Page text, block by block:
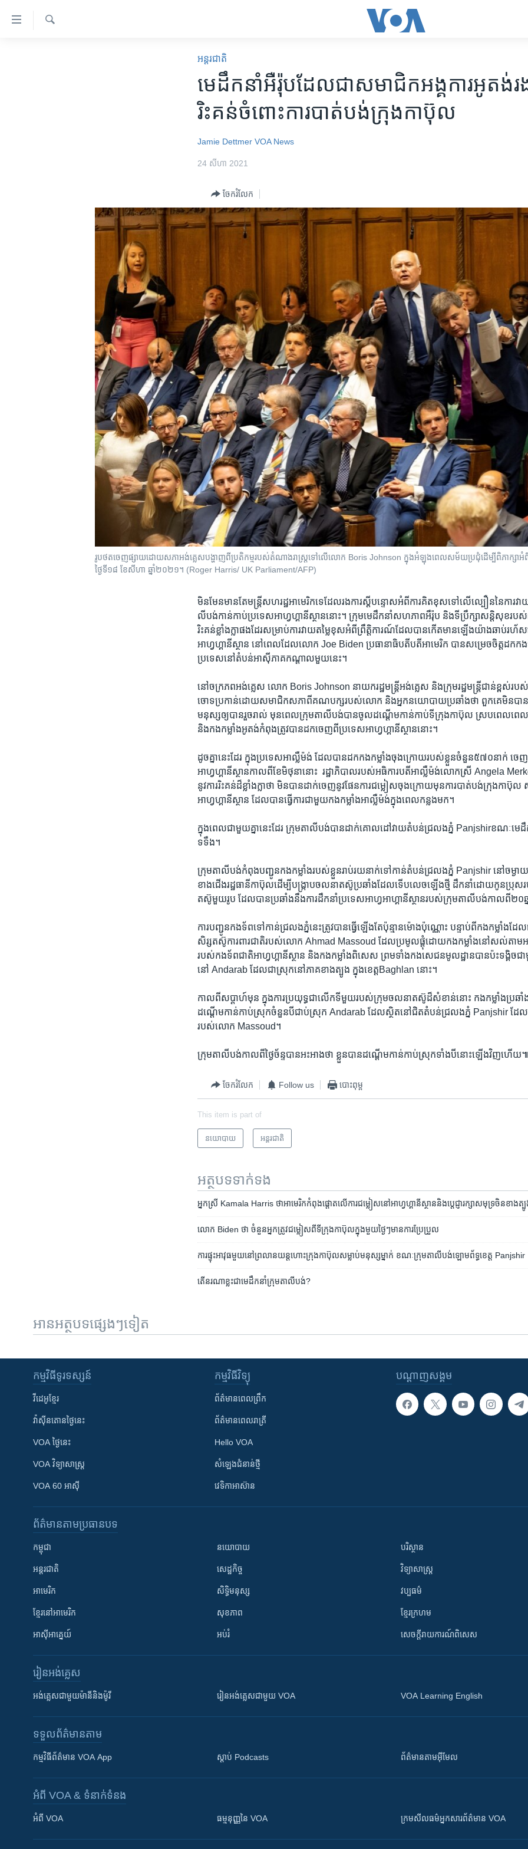
ទៅ​
អន្តរជាតិ
មេដឹកនាំ​​អឺរ៉ុប​ដែល​ជា​សមាជិក​អង្គការ​អូតង់​រ
រិះគន់​ចំពោះ​​​ការ​បាត់​បង់​ក្រុង​កាប៊ុល
Jamie Dettmer VOA News
24 សីហា 2021
ចែករំលែក
រូបថត​ចេញ​ផ្សាយ​ដោយ​សភា​អង់គ្លេស​បង្ហាញ​ពី​ប្រតិកម្ម​របស់​តំណាងរាស្ត្រ​ទៅ​លើ​លោក Boris Johnson ក្នុង​អំឡុងពេល​សម័យ​ប្រជុំ​ដើម្បី​ពិភាក្សា​អំពី​
ថ្ងៃទី១៨ ខែសីហា ឆ្នាំ២០២១។ (Roger Harris/ UK Parliament/AFP)
មិន​មែន​មាន​តែ​មន្ត្រី​សហ​រដ្ឋ​អាមេរិកទេ​ដែល​រង​ការ​ស្តី​បន្ទោស​អំពី​ការ​គិត​ខុស​ទៅ​លើ​ល្បឿន​នៃ​ការ
លីបង់កាន់​កាប់​ប្រទេស​អាហ្វហ្គានីស្ថាន​នោះ។​ ​ក្រុម​មេដឹកនាំ​សហភាព​អឺរ៉ុប​ និង​ទី​ប្រឹក្សា​សន្តិសុខរបស់​
រិះគន់​ខ្លាំង​ក្លា​ផង​ដែរ​សម្រាប់​ការ​វាយ​តម្លៃ​ខុស​អំពីព្រឹត្តិ​ការណ៍​ដែល​បាន​កើត​មាន​ឡើង​យ៉ាង​ឆាប់​រហ័
អាហ្វហ្គានីស្ថាន​ នៅ​ពេល​ដែល​លោក​ Joe Biden​ ប្រធានាធិបតីបតី​អាមេរិក ​បាន​សម្រេច​ចិត្ត​ដក​ក
ប្រទេសនៅ​តំបន់​អាស៊ី​ភាគ​កណ្តាល​មួយ​នេះ។​ ​
នៅ​ចក្រភព​អង់គ្លេស​ ​លោក​ Boris Johnson ​នាយករដ្ឋមន្ត្រី​អង់គ្លេស​ និង​ក្រុម​រដ្ឋមន្ត្រី​ជាន់​ខ្ពស់​រប
ចោទ​ប្រកាន់​ដោយ​សមាជិក​សភា​ពី​គណបក្ស​របស់លោក​ ​និង​អ្នក​នយោបាយ​ប្រឆាំង​ថា​ ពួកគេ​មិន​បាន​ធ្
មនុស្សឲ្យ​បាន​រួច​រាល់​ មុន​ពេល​ក្រុម​តាលីបង់​បាន​ចូលដណ្តើម​កាន់​កាប់​ទីក្រុង​កាប៊ុល​ ស្រប​ពេល​ពេល
និង​កង​កម្លាំង​អូតង់​កំពុង​ត្រូវ​បាន​ដក​ចេញ​ពី​ប្រទេសអាហ្វហ្គានីស្ថាន​នោះ។​
ដូច​គ្នា​នេះ​ដែរ ​ក្នុង​ប្រទេស​អាល្លឺម៉ង់​ ដែល​បាន​ដក​កង​កម្លាំងចុង​ក្រោយ​របស់​ខ្លួន​ចំនួន​៥៧០​នាក់​ ​ចេ
អាហ្វហ្គានីស្ថាន​កាល​ពី​ខែ​មិថុនា​នោះ​ ​ រដ្ឋាភិបាល​របស់​អធិការបតីអាល្លឺម៉ង់​លោក​ស្រី​ Angela
នូវ​ការ​រិះគន់​ដ៏​ខ្លាំង​ក្លា​ថា​ មិន​បានដាក់​ចេញ​នូវ​ផែន​ការ​ជម្លៀស​ចុង​ក្រោយមុន​ការ​បាត់បង់​ក្រុង​កាប៊ុល
អាហ្វហ្គានីស្ថាន​ ដែល​បាន​ធ្វើ​ការ​ជា​មួយ​កង​កម្លាំង​អាល្លឺម៉ង់​ក្នុង​ពេល​កន្លង​មក។
ក្នុងពេល​ជាមួយ​គ្នានេះដែរ​ ក្រុម​តាលីបង់បានដាក់​គោលដៅ​វាយ​តំបន់​ជ្រលង​ភ្នំ ​Panjshir​ខណៈ​មេ
ទទឹង។
ក្រុម​តាលីបង់​កំពុង​បញ្ជូន​កង​កម្លាំង​របស់​ខ្លួន​រាប់​រយនាក់​ទៅ​កាន់​តំបន់​ជ្រលង​ភ្នំ ​Panjshir​ នៅ​ចម្ង
ខាង​ជើង​រដ្ឋធានី​កាប៊ុលដើម្បី​បង្ក្រាប​ចលនា​តស៊ូ​ប្រឆាំង​ដែល​ទើប​លេច​ឡើង​ថ្មី​ ​ដឹកនាំ​ដោយ​កូន​ប្រុ
តស៊ូ​មួយ​រូប​ ដែល​បាន​ប្រឆាំង​នឹង​ការ​ដឹកនាំ​ប្រទេស​អាហ្វអាហ្គានីស្ថាន​របស់​ក្រុម​តាលីបង់​កាល​ពី​២០​ឆ្
ការ​បញ្ជូន​កងទ័ព​ទៅ​កាន់​ជ្រលង​ភ្នំ​នេះ​ត្រូវ​បាន​ធ្វើ​ឡើង​តែ​ប៉ុន្មាន​ម៉ោង​ប៉ុណ្ណោះ​ បន្ទាប់​ពី​កង​កម្លាំងដ
សិរ្ស​តស៊ូ​ការពារ​ជាតិ​របស់​លោក ​Ahmad Massoud ​ដែលប្រមូលផ្តុំ​ដោយ​កងកម្លាំង​នៅ​សល់​តាម​អ
របស់​កង​ទ័ព​ជាតិ​អាហ្វហ្គានីស្ថាន​ និង​កង​កម្លាំង​ពិសេស​ ព្រម​ទាំង​កង​សេជន​មូលដ្ឋាន​បាន​ប៉ះទង្គិច​
នៅ​ Andarab ​ដែល​ជាស្រុក​នៅ​ភាគ​ខាង​ត្បូង​ ក្នុង​ខេត្ត​Baghlan នោះ។​
កាល​ពី​សប្តាហ៍​មុន​ ​ក្នុង​ការ​ប្រយុទ្ធ​ជា​លើក​ទីមួយ​របស់​ក្រុម​ចលនា​តស៊ូ​ដ៏​សំខាន់​នោះ កងកម្លាំង​ប្រឆ
ដណ្តើម​កាន់​កាប់​ស្រុក​ចំនួន​បី​ជាប់​ស្រុក ​Andarab ​ដែល​ស្ថិត​នៅ​ជិត​តំបន់​ជ្រលង​ភ្នំ ​Panjshir ដែល​
របស់​លោក​ Massoud។​
ក្រុម​តាលីបង់​កាល​ពី​ថ្ងៃ​ច័ន្ទ​បាន​អះ​អាង​ថា​ ខ្លួន​បាន​ដណ្តើម​កាន់​កាប់​ស្រុក​ទាំង​បី​នោះ​ឡើង​វិញ​ហើយ៕
ចែករំលែក Follow us បោះពុម្ព
This item is part of
នយោបាយ អន្តរជាតិ
អត្ថបទ​ទាក់ទង
អ្នកស្រី​ Kamala Harris ​​ថា​អាមេរិក​​កំពុង​ផ្តោត​លើ​ការ​ជម្លៀស​នៅ​អាហ្វហ្គានីស្ថាន​​និង​ប្តេជ្ញា​រក្សា​សមុទ្រ​ចិន​ខាង
លោក Biden ​ថា ​ចំនួន​អ្នក​​ត្រូវ​ជម្លៀស​ពី​ទីក្រុង​កាប៊ុល​​ក្នុង​មួយ​ថ្ងៃៗ​មាន​ការ​ប្រែប្រួល
ការ​ផ្ទុះអាវុធ​​មួយ​នៅ​ព្រលាន​យន្តហោះ​ក្រុង​កាប៊ុល​សម្លាប់​មនុស្ស​ម្នាក់​ ខណៈ​ក្រុម​តាលីបង់​​ឡោម​ព័ទ្ធ​​ខេត្ត Panjshir
តើ​នរណា​ខ្លះ​ជា​មេដឹកនាំ​ក្រុម​តាលីបង់?
អានអត្ថបទផ្សេងៗទៀត
បណ្តាញ​សង្គម
កម្មវិធី​ទូរទស្សន៍
វីដេអូ​ខ្មែរ
វ៉ាស៊ីនតោន​ថ្ងៃ​នេះ
VOA ថ្ងៃនេះ
VOA ​វិទ្យាសាស្ត្រ
VOA 60 អាស៊ី
កម្មវិធី​វិទ្យុ
ព័ត៌មាន​ពេល​ព្រឹក
ព័ត៌មាន​​ពេល​រាត្រី
Hello VOA
សំឡេង​ជំនាន់​ថ្មី
វេទិកា​អាស៊ាន
ព័ត៌មាន​តាមប្រធានបទ​
កម្ពុជា
អន្តរជាតិ
អាមេរិក
ខ្មែរ​នៅអាមេរិក
អាស៊ីអាគ្នេយ៍
នយោបាយ
សេដ្ឋកិច្ច
សិទ្ធិមនុស្ស
សុខភាព
អប់រំ
បរិស្ថាន
វិទ្យាសាស្រ្ត
វប្បធម៌
ខ្មែរក្រហម
សេចក្តីរាយការណ៍ពិសេស
រៀន​​អង់គ្លេស
អង់គ្លេស​ជាមួយ​ម៉ានី​និង​ម៉ូរី រៀន​​​​​​អង់គ្លេស​​ជាមួយ VOA VOA Learning English
ទទួល​ព័ត៌មាន​តាម
កម្មវិធី​ព័ត៌មាន VOA App ស្តាប់ Podcasts ព័ត៌មាន​តាម​អ៊ីមែល
អំពី​ VOA & ទំនាក់ទំនង
អំពី​ VOA ធម្មនុញ្ញ​នៃ VOA ក្រម​​​សីលធម៌​​​អ្នក​​​សារព័ត៌មាន VOA